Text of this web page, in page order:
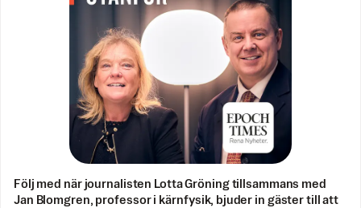
Följ med när journalisten Lotta Gröning tillsammans med
Jan Blomgren, professor i kärnfysik, bjuder in gäster till att